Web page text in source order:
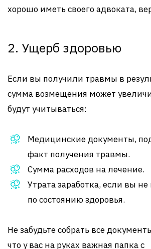
хорошо иметь своего адвоката,
2. Ущерб здоровью
Если вы получили травмы в
сумма возмещения может
будут учитываться:
Медицинские документы,
факт получения травмы.
Сумма расходов на лечение.
Утрата заработка, если вы
по состоянию здоровья.
Не забудьте собрать все
что у вас на руках важная папка с